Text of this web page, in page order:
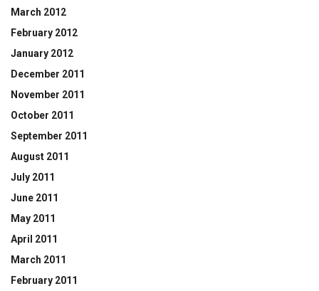
March 2012
February 2012
January 2012
December 2011
November 2011
October 2011
September 2011
August 2011
July 2011
June 2011
May 2011
April 2011
March 2011
February 2011